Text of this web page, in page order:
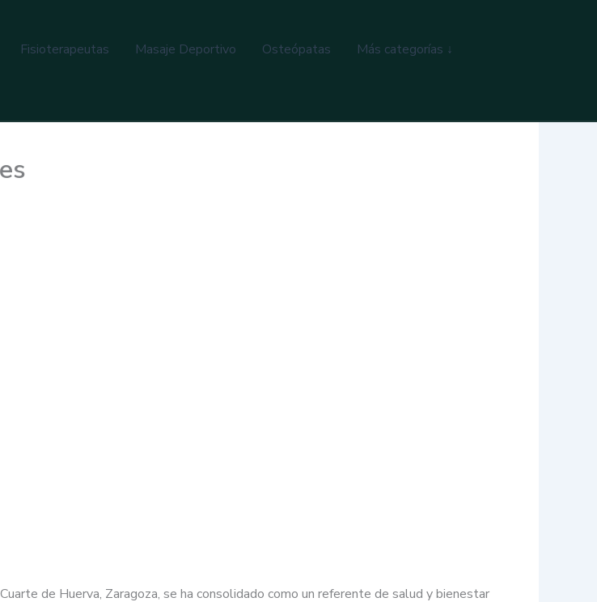
Fisioterapeutas Masaje Deportivo Osteópatas
Más categorías ↓
de Huerva, Zaragoza, se ha consolidado como un referente de salud y bienestar